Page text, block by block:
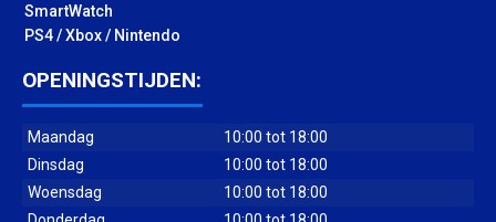
SmartWatch
PS4 / Xbox / Nintendo
OPENINGSTIJDEN:
Maandag
10:00 tot 18:00
Dinsdag
10:00 tot 18:00
Woensdag
10:00 tot 18:00